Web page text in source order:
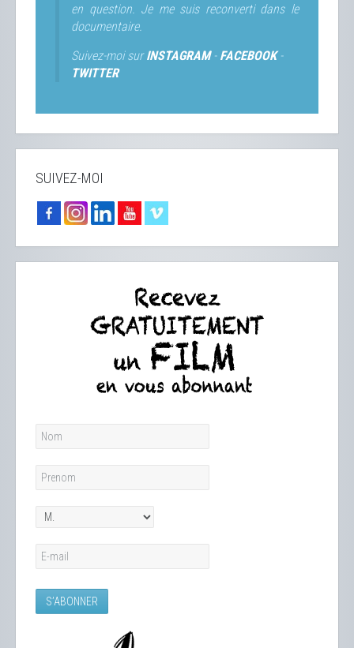
en question. Je me suis reconverti dans le
documentaire.
Suivez-moi surINSTAGRAM- FACEBOOK-
TWITTER
SUIVEZ-MOI